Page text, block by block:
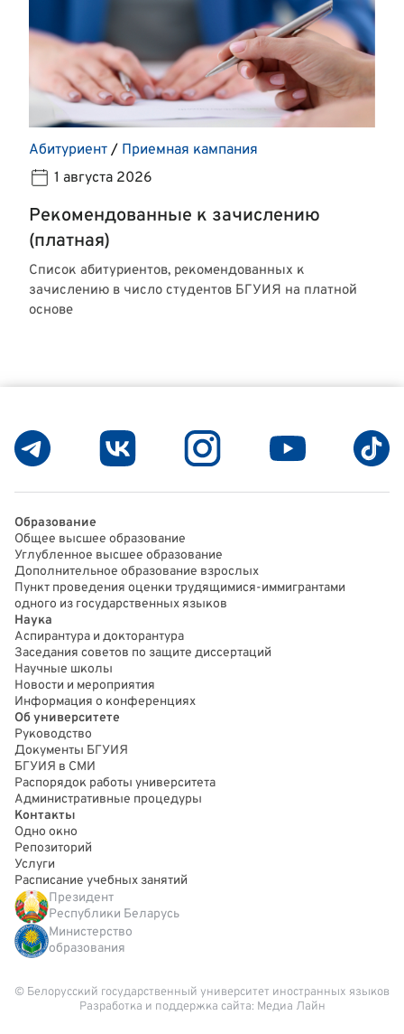
Абитуриент / Приемная кампания
1 августа 2026
Рекомендованные к зачислению
(платная)
Список абитуриентов, рекомендованных к
зачислению в число студентов БГУИЯ на платной
основе
Образование
Общее высшее образование
Углубленное высшее образование
Дополнительное образование взрослых
Пункт проведения оценки трудящимися-иммигрантами
одного из государственных языков
Наука
Аспирантура и докторантура
Заседания советов по защите диссертаций
Научные школы
Новости и мероприятия
Информация о конференциях
Об университете
Руководство
Документы БГУИЯ
БГУИЯ в СМИ
Распорядок работы университета
Административные процедуры
Контакты
Одно окно
Репозиторий
Услуги
Расписание учебных занятий
Президент
Республики Беларусь
Министерство
образования
© Белорусский государственный университет иностранных языков
Разработка и поддержка сайта: Медиа Лайн